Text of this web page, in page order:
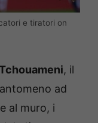
e tiratori on
, il
ad
al muro, i